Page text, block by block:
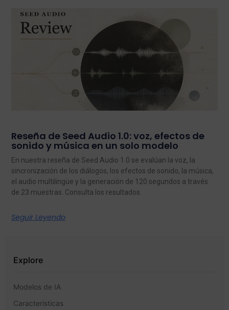
Reseña de Seed Audio 1.0: voz, efectos de
sonido y música en un solo modelo
En nuestra reseña de Seed Audio 1.0 se evalúan la voz, la
sincronización de los diálogos, los efectos de sonido, la música,
el audio multilingüe y la generación de 120 segundos a través
de 23 muestras. Consulta los resultados.
Seguir Leyendo
Explore
Modelos de IA
Características